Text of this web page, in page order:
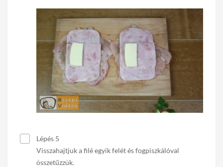
Lépés 5
Visszahajtjuk a filé egyik felét és fogpiszkálóval
összetűzzük.